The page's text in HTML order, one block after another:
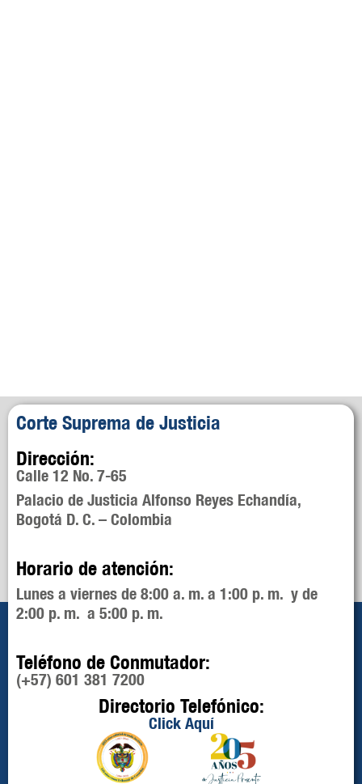
Corte Suprema de Justicia
Dirección:
Calle 12 No. 7-65
Palacio de Justicia Alfonso Reyes Echandía,
Bogotá D. C. – Colombia
Horario de atención:
Lunes a viernes de 8:00 a. m. a 1:00 p. m. y de
2:00 p. m. a 5:00 p. m.
Teléfono de Conmutador:
(+57) 601 381 7200
Directorio Telefónico:
Click Aquí